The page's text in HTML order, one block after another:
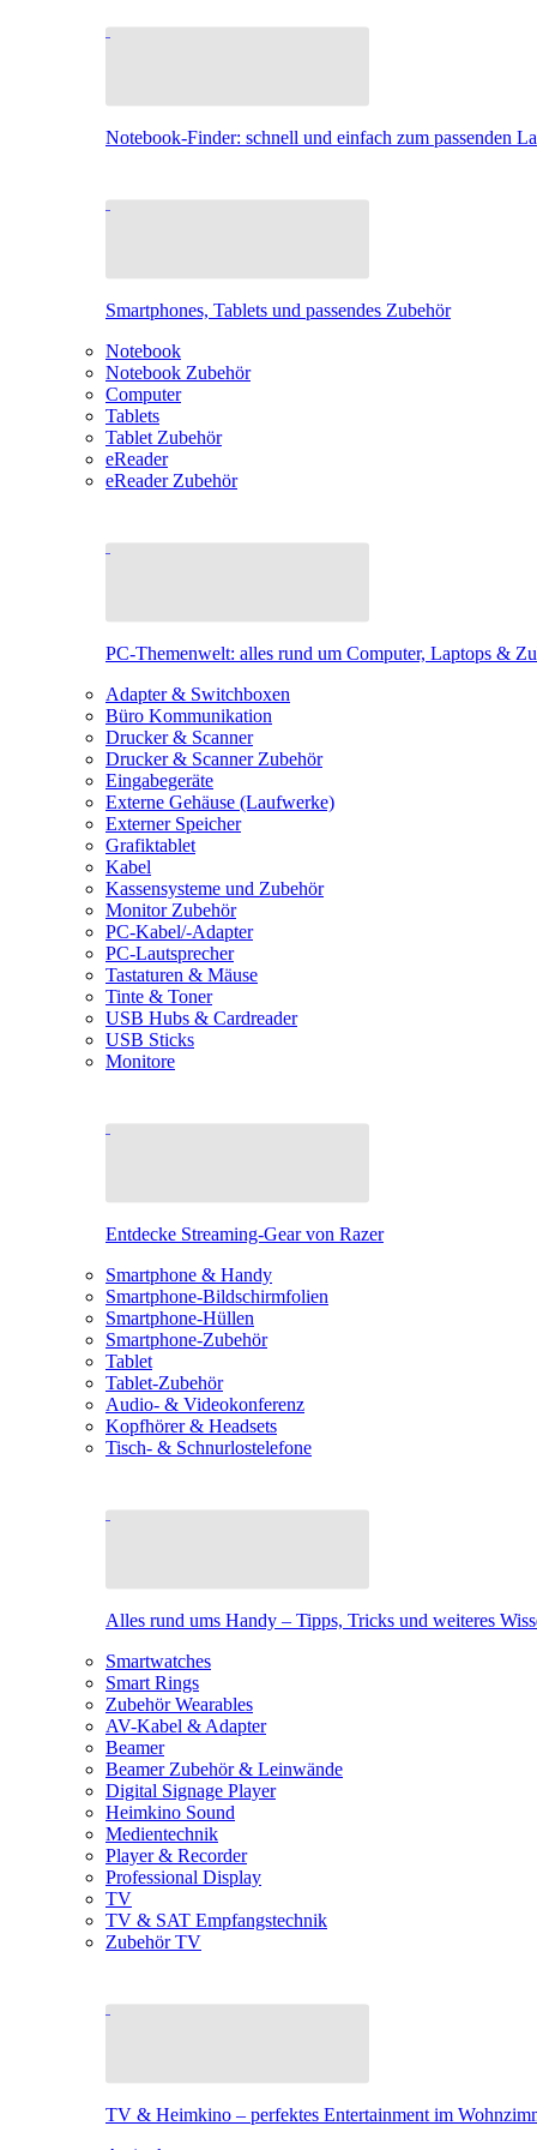
Notebook-Finder: schnell und einfach zum passenden
Smartphones, Tablets und passendes Zubehör
Notebook
Notebook Zubehör
Computer
Tablets
Tablet Zubehör
eReader
eReader Zubehör
PC-Themenwelt: alles rund um Computer, Laptops &
Adapter & Switchboxen
Büro Kommunikation
Drucker & Scanner
Drucker & Scanner Zubehör
Eingabegeräte
Externe Gehäuse (Laufwerke)
Externer Speicher
Grafiktablet
Kabel
Kassensysteme und Zubehör
Monitor Zubehör
PC-Kabel/-Adapter
PC-Lautsprecher
Tastaturen & Mäuse
Tinte & Toner
USB Hubs & Cardreader
USB Sticks
Monitore
Entdecke Streaming-Gear von Razer
Smartphone & Handy
Smartphone-Bildschirmfolien
Smartphone-Hüllen
Smartphone-Zubehör
Tablet
Tablet-Zubehör
Audio- & Videokonferenz
Kopfhörer & Headsets
Tisch- & Schnurlostelefone
Alles rund ums Handy – Tipps, Tricks und weiteres
Smartwatches
Smart Rings
Zubehör Wearables
AV-Kabel & Adapter
Beamer
Beamer Zubehör & Leinwände
Digital Signage Player
Heimkino Sound
Medientechnik
Player & Recorder
Professional Display
TV
TV & SAT Empfangstechnik
Zubehör TV
TV & Heimkino – perfektes Entertainment im